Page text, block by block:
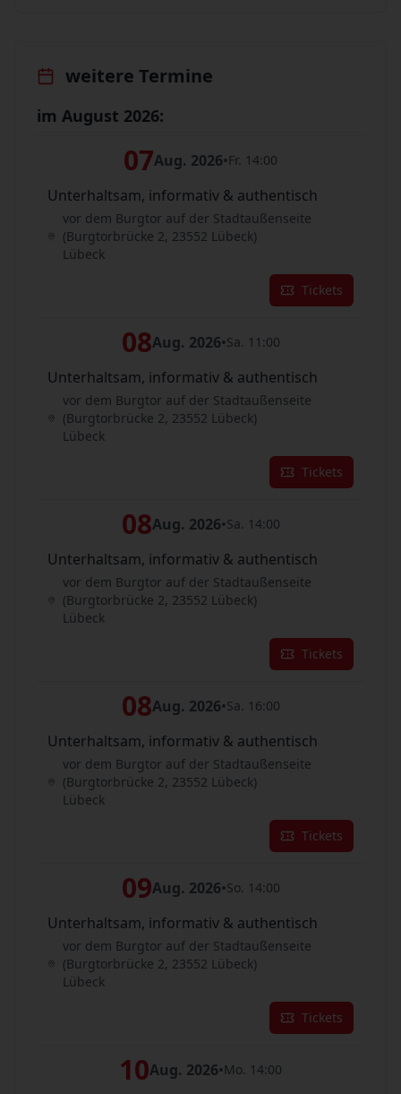
weitere Termine
im August 2026:
07Aug. 2026•Fr. 14:00
Unterhaltsam, informativ & authentisch
vor dem Burgtor auf der Stadtaußenseite
(Burgtorbrücke 2, 23552 Lübeck)
Lübeck
Tickets
08Aug. 2026•Sa. 11:00
Unterhaltsam, informativ & authentisch
vor dem Burgtor auf der Stadtaußenseite
(Burgtorbrücke 2, 23552 Lübeck)
Lübeck
Tickets
08Aug. 2026•Sa. 14:00
Unterhaltsam, informativ & authentisch
vor dem Burgtor auf der Stadtaußenseite
(Burgtorbrücke 2, 23552 Lübeck)
Lübeck
Tickets
08Aug. 2026•Sa. 16:00
Unterhaltsam, informativ & authentisch
vor dem Burgtor auf der Stadtaußenseite
(Burgtorbrücke 2, 23552 Lübeck)
Lübeck
Tickets
09Aug. 2026•So. 14:00
Unterhaltsam, informativ & authentisch
vor dem Burgtor auf der Stadtaußenseite
(Burgtorbrücke 2, 23552 Lübeck)
Lübeck
Tickets
10Aug. 2026•Mo. 14:00